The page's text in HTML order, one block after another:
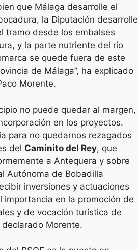
que Málaga desarrolle el
la Diputación desarrolle
tramo desde los embalses
y la parte nutriente del rio
se quede fuera de este
de Málaga”, ha explicado
Morente.
no puede quedar al margen,
en los proyectos.
para no quedarnos rezagados
del Caminito del Rey, que
a Antequera y sobre
Autónoma de Bobadilla
inversiones y actuaciones
importancia en la promoción de
y de vocación turística de
declarado Morente.